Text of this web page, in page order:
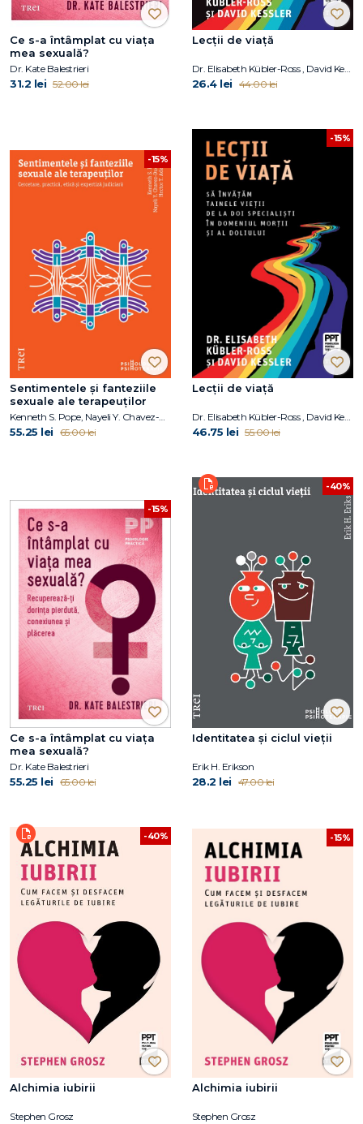
Ce s-a întâmplat cu viața
mea sexuală?
Dr. Kate Balestrieri
31.2 lei 52.00 lei
Lecții de viață
Dr. Elisabeth Kübler-Ross , David Kessler
26.4 lei 44.00 lei
-15%
Sentimentele și fanteziile
sexuale ale terapeuților
Kenneth S. Pope, Nayeli Y. Chavez-Dueñas, Hector Y. Adames
55.25 lei 65.00 lei
-15%
Lecții de viață
Dr. Elisabeth Kübler-Ross , David Kessler
46.75 lei 55.00 lei
-15%
Ce s-a întâmplat cu viața
mea sexuală?
Dr. Kate Balestrieri
55.25 lei 65.00 lei
-40%
Identitatea și ciclul vieții
Erik H. Erikson
28.2 lei 47.00 lei
-40%
Alchimia iubirii
Stephen Grosz
-15%
Alchimia iubirii
Stephen Grosz